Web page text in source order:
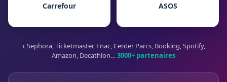
Carrefour ASOS
+ Sephora, Ticketmaster, Fnac, Center Parcs, Booking, Spotify,
Amazon, Decathlon…3000+ partenaires